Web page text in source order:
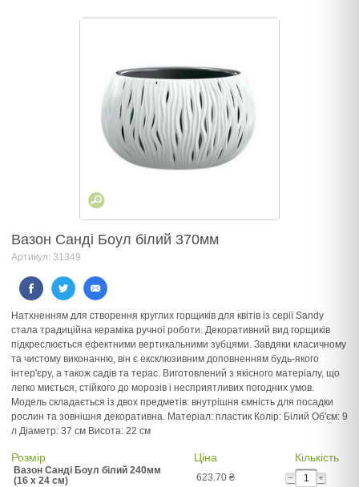
Вазон Санді Боул білий 370мм
Артикул: 31349
Натхненням для створення круглих горщиків для квітів із серії Sandy
стала традиційна кераміка ручної роботи. Декоративний вид горщиків
підкреслюється ефектними вертикальними зубцями. Завдяки класичному
та чистому виконанню, він є ексклюзивним доповненням будь-якого
інтер'єру, а також садів та терас. Виготовлений з якісного матеріалу, що
легко миється, стійкого до морозів і несприятливих погодних умов.
Модель складається із двох предметів: внутрішня ємність для посадки
рослин та зовнішня декоративна. Матеріал: пластик Колір: Білий Об'єм: 9
л Діаметр: 37 см Висота: 22 см
Розмір Ціна Кількість
Вазон Санді Боул білий 240мм
(16 x 24 см)
623.70 ₴